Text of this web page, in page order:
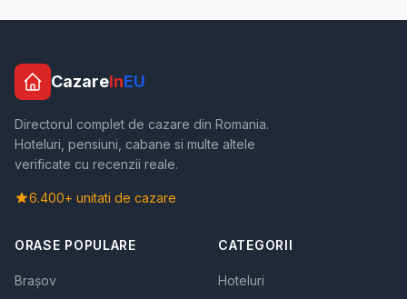
CazareInEU
Directorul complet de cazare din Romania.
Hoteluri, pensiuni, cabane si multe altele
verificate cu recenzii reale.
6.400+ unitati de cazare
ORASE POPULARE
Brașov
CATEGORII
Hoteluri